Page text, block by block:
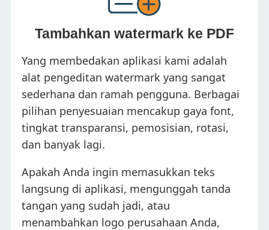
Tambahkan watermark ke PDF
Yang membedakan aplikasi kami adalah
alat pengeditan watermark yang sangat
sederhana dan ramah pengguna. Berbagai
pilihan penyesuaian mencakup gaya font,
tingkat transparansi, pemosisian, rotasi,
dan banyak lagi.
Apakah Anda ingin memasukkan teks
langsung di aplikasi, mengunggah tanda
tangan yang sudah jadi, atau
menambahkan logo perusahaan Anda,